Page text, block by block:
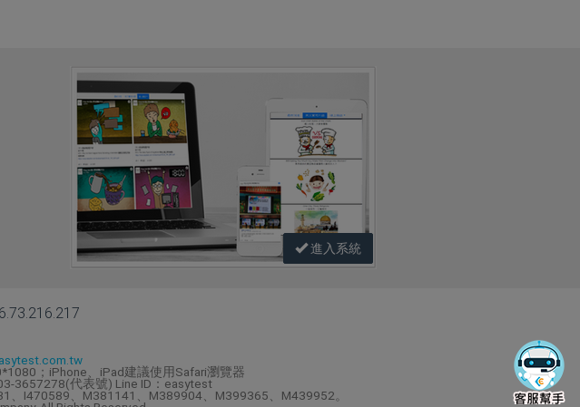
進入系統
；iPhone、iPad建議使用Safari瀏覽器
3657278(代表號) Line ID：easytest
I470589、M381141、M389904、M399365、M439952。